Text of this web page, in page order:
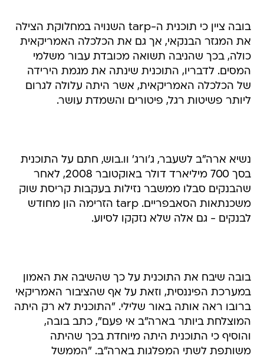
בובה ציין כי תוכנית ה-tarp השנויה במחלוקת הצילה
את המגזר הבנקאי, אך גם את הכלכלה האמריקאית
כולה, בכך שהניבה תשואה מכובדת עבור משלמי
המסים. לדבריו, התוכנית שינתה את מגמת הירידה
של הכלכלה האמריקאית, אשר היתה עלולה לגרום
ליותר פשיטות רגל, פיטורים והשמדת עושר.
נשיא ארה"ב לשעבר, ג'ורג' וו.בוש, חתם על התוכנית
בסך 700 מיליארד דולר באוקטובר 2008, לאחר
שהבנקים סבלו ממשבר נזילות בעקבות קריסת שוק
משכנתאות הסאבפריים. tarp הזרימה הון מחודש
לבנקים - גם אלה שלא נזקקו לסיוע.
בובה שיבח את התוכנית על כך שהשיבה את האמון
במערכת הפיננסית, וזאת על אף שהציבור האמריקאי
ברובו ראה אותה באור שלילי. "התוכנית לא רק היתה
המוצלחת ביותר בארה"ב אי פעם", כתב בובה,
והוסיף כי התוכנית היתה מיוחדת בכך שהיתה
משותפת לשתי המפלגות בארה"ב. "הממשל